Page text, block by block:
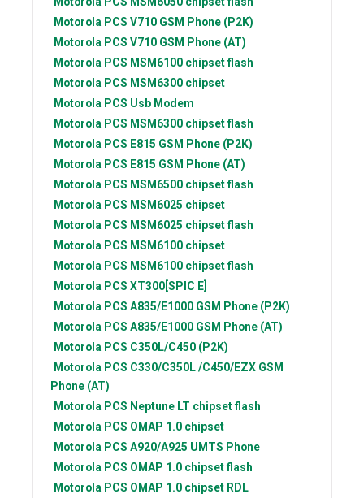
Motorola PCS V710 GSM Phone (P2K)
Motorola PCS V710 GSM Phone (AT)
Motorola PCS MSM6100 chipset flash
Motorola PCS MSM6300 chipset
Motorola PCS Usb Modem
Motorola PCS MSM6300 chipset flash
Motorola PCS E815 GSM Phone (P2K)
Motorola PCS E815 GSM Phone (AT)
Motorola PCS MSM6500 chipset flash
Motorola PCS MSM6025 chipset
Motorola PCS MSM6025 chipset flash
Motorola PCS MSM6100 chipset
Motorola PCS MSM6100 chipset flash
Motorola PCS XT300[SPIC E]
Motorola PCS A835/E1000 GSM Phone (P2K)
Motorola PCS A835/E1000 GSM Phone (AT)
Motorola PCS C350L/C450 (P2K)
Motorola PCS C330/C350L /C450/EZX GSM
Phone (AT)
Motorola PCS Neptune LT chipset flash
Motorola PCS OMAP 1.0 chipset
Motorola PCS A920/A925 UMTS Phone
Motorola PCS OMAP 1.0 chipset flash
Motorola PCS OMAP 1.0 chipset RDL